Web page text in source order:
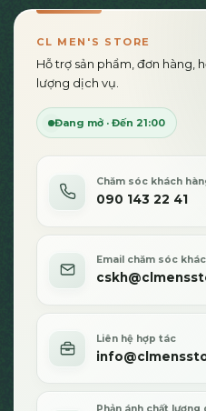
CL MEN'S STORE
Hỗ trợ sản phẩm, đơn hàng,
lượng dịch vụ.
Đang mở · Đến 21:00
Chăm sóc khách
090 143 22 41
Email chăm sóc
Liên hệ hợp tác